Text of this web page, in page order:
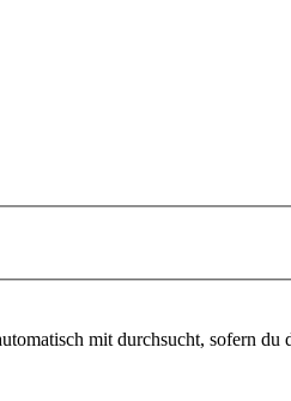
mit durchsucht, sofern